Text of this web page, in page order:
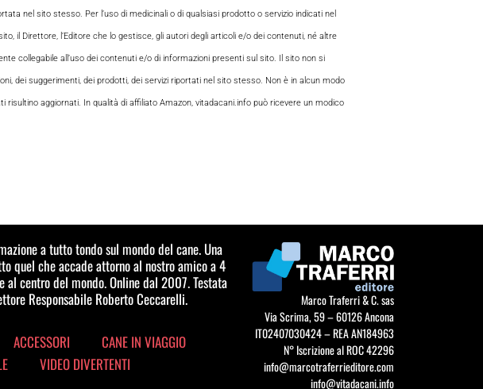
nel sito stesso. Per l’uso di medicinali o di qualsiasi prodotto o servizio indicati nel
il Direttore, l’Editore che lo gestisce, gli autori degli articoli e/o dei contenuti, né altre
collegabile all’uso dei contenuti e/o di informazioni presenti sul sito. Il sito non si
dei suggerimenti, dei prodotti, dei servizi riportati nel sito stesso. Non è in alcun modo
risultino aggiornati. In qualità di affiliato Amazon, vitadacani.info può ricevere un modico
a tutto tondo sul mondo del cane. Una
quel che accade attorno al nostro amico a 4
centro del mondo. Online dal 2007. Testata
Responsabile Roberto Ceccarelli.
ACCESSORI
CANE IN VIAGGIO
VIDEO DIVERTENTI
Marco Traferri & C. sas
Via Scrima, 59 – 60126 Ancona
IT02407030424 – REA AN184963
N° Iscrizione al ROC 42296
info@marcotraferrieditore.com
info@vitadacani.info